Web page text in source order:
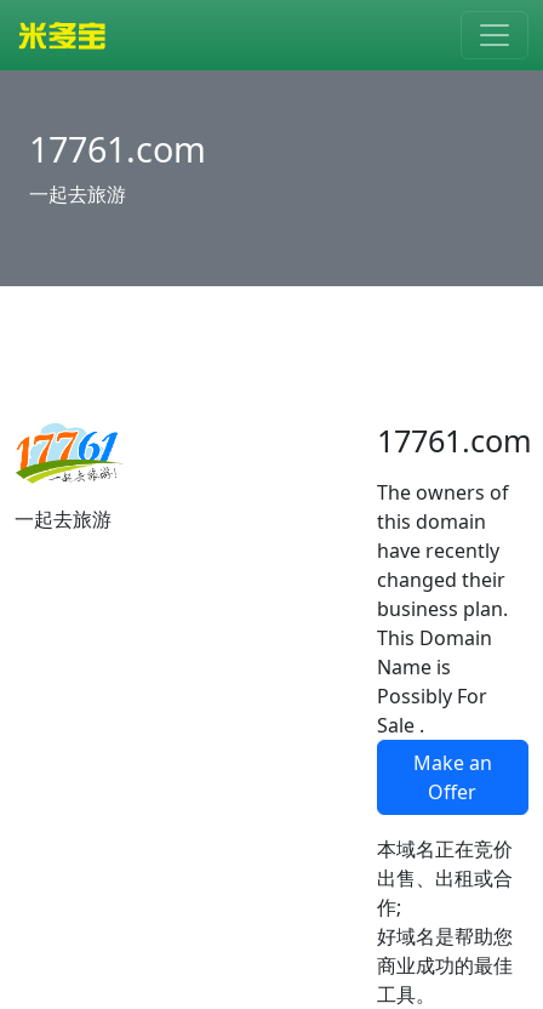
17761.com
一起去旅游
一起去旅游
17761.com
The owners of
this domain
have recently
changed their
business plan.
This Domain
Name is
Possibly For
Sale .
Make an
Offer
本域名正在竞价
出售、出租或合
作;
好域名是帮助您
商业成功的最佳
工具。